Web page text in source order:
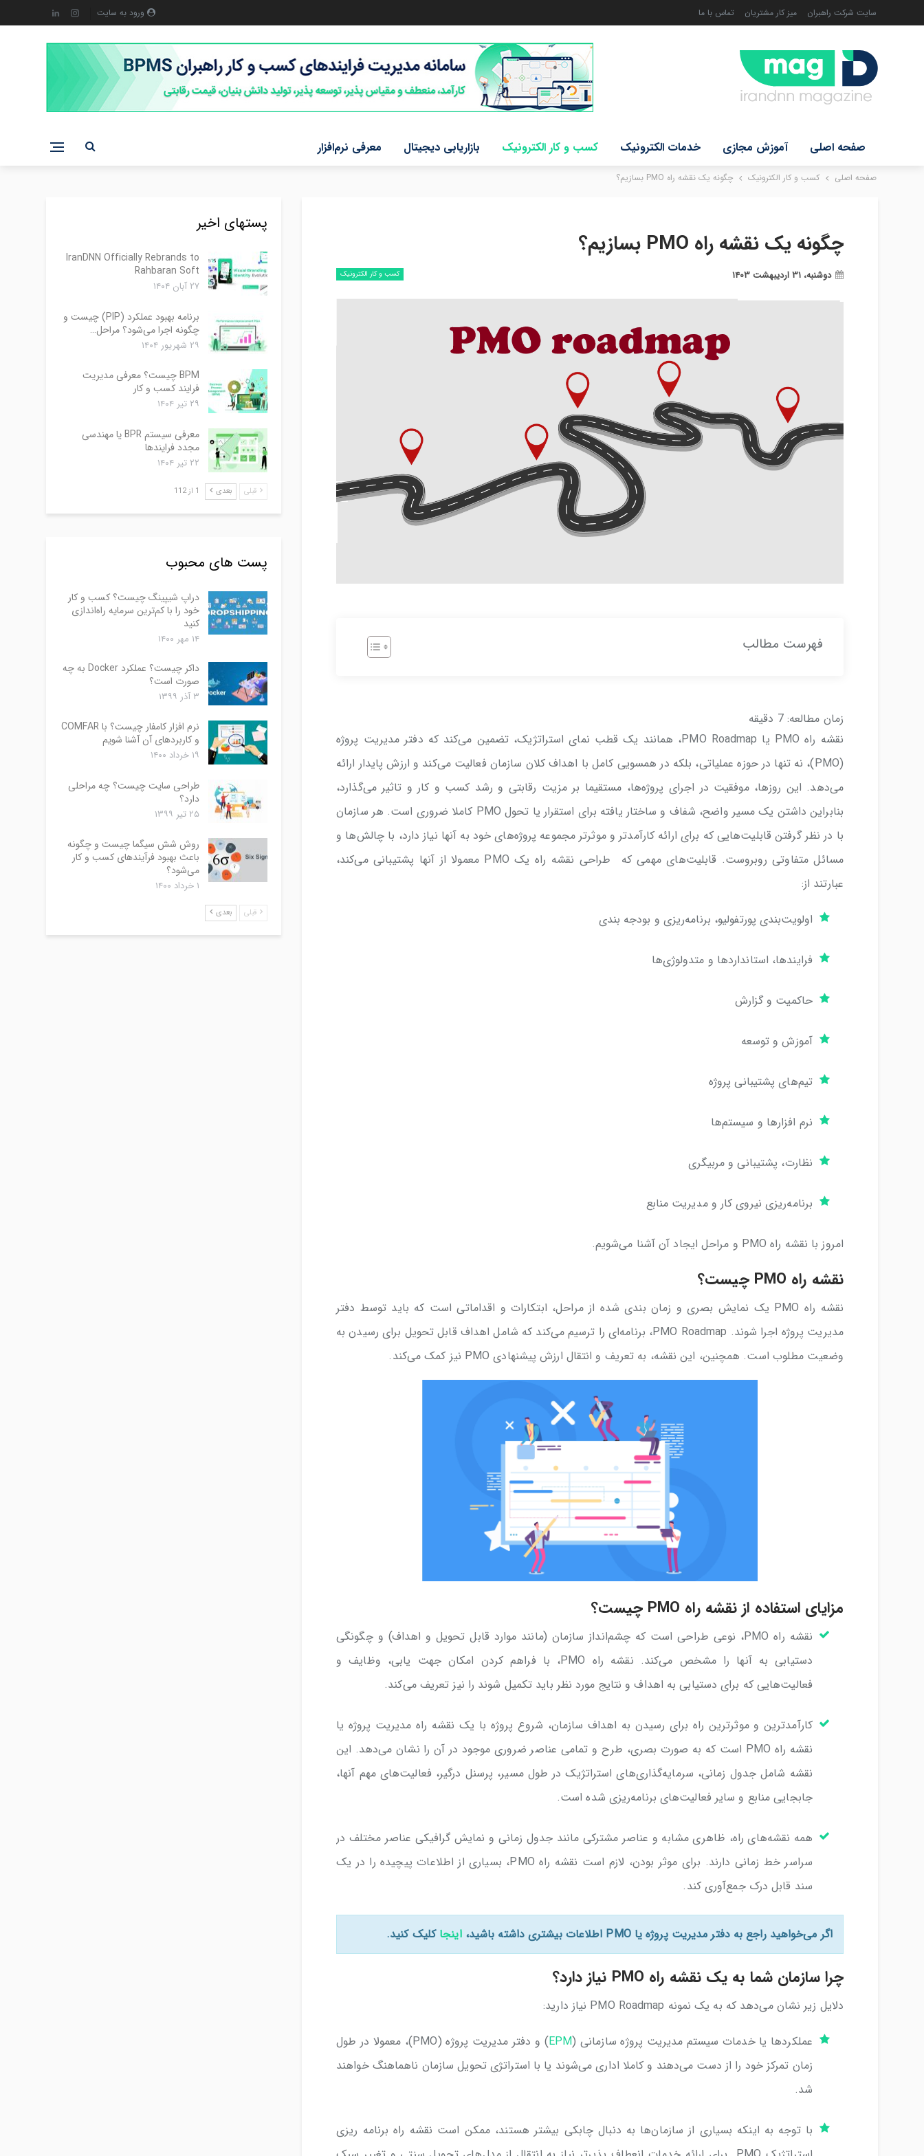
ورود به سایت سایت شرکت راهبران میز کار مشتریان تماس با ما
صفحه اصلی آموزش مجازی خدمات الکترونیک کسب و کار الکترونیک بازاریابی دیجیتال معرفی نرم‌افزار
صفحه اصلی کسب و کار الکترونیک چگونه یک نقشه راه PMO بسازیم؟
چگونه یک نقشه راه PMO بسازیم؟
کسب و کار الکترونیک دوشنبه، ۳۱ اردیبهشت ۱۴۰۳
فهرست مطالب
زمان مطالعه: 7 دقیقه
نقشه راه PMO یا PMO Roadmap، همانند یک قطب نمای استراتژیک، تضمین می‌کند که دفتر مدیریت پروژه
(PMO)، نه تنها در حوزه عملیاتی، بلکه در همسویی کامل با اهداف کلان سازمان فعالیت می‌کند و ارزش پایدار ارائه
می‌دهد. این روزها، موفقیت در اجرای پروژه‌ها، مستقیما بر مزیت رقابتی و رشد کسب و کار و تاثیر می‌گذارد،
بنابراین داشتن یک مسیر واضح، شفاف و ساختار یافته برای استقرار یا تحول PMO کاملا ضروری است. هر سازمان
با در نظر گرفتن قابلیت‌هایی که برای ارائه کارآمدتر و موثرتر مجموعه پروژه‌های خود به آنها نیاز دارد، با چالش‌ها و
مسائل متفاوتی روبروست. قابلیت‌های مهمی که طراحی نقشه راه یک PMO معمولا از آنها پشتیبانی می‌کند،
عبارتند از:
اولویت‌بندی پورتفولیو، برنامه‌ریزی و بودجه بندی
فرایندها، استانداردها و متدولوژی‌ها
حاکمیت و گزارش
آموزش و توسعه
تیم‌های پشتیبانی پروژه
نرم افزارها و سیستم‌ها
نظارت، پشتیبانی و مربیگری
برنامه‌ریزی نیروی کار و مدیریت منابع
امروز با نقشه راه PMO و مراحل ایجاد آن آشنا می‌شویم.
نقشه راه PMO چیست؟
نقشه راه PMO یک نمایش بصری و زمان ‌بندی شده از مراحل، ابتکارات و اقداماتی است که باید توسط دفتر
مدیریت پروژه اجرا شوند. PMO Roadmap، برنامه‌ای را ترسیم می‌کند که شامل اهداف قابل تحویل برای رسیدن به
وضعیت مطلوب است. همچنین، این نقشه، به تعریف و انتقال ارزش پیشنهادی PMO نیز کمک می‌کند.
مزایای استفاده از نقشه راه PMO چیست؟
نقشه راه PMO، نوعی طراحی است که چشم‌انداز سازمان (مانند موارد قابل تحویل و اهداف) و چگونگی
دستیابی به آنها را مشخص می‌کند. نقشه راه PMO، با فراهم کردن امکان جهت یابی، وظایف و
فعالیت‌هایی که برای دستیابی به اهداف و نتایج مورد نظر باید تکمیل شوند را نیز تعریف می‌کند.
کارآمدترین و موثرترین راه برای رسیدن به اهداف سازمان، شروع پروژه با یک نقشه راه مدیریت پروژه یا
نقشه راه PMO است که به صورت بصری، طرح و تمامی عناصر ضروری موجود در آن را نشان می‌دهد. این
نقشه شامل جدول زمانی، سرمایه‌گذاری‌های استراتژیک در طول مسیر، پرسنل درگیر، فعالیت‌های مهم آنها،
جابجایی منابع و سایر فعالیت‌های برنامه‌ریزی شده است.
همه نقشه‌های راه، ظاهری مشابه و عناصر مشترکی مانند جدول زمانی و نمایش گرافیکی عناصر مختلف در
سراسر خط زمانی دارند. برای موثر بودن، لازم است نقشه راه PMO، بسیاری از اطلاعات پیچیده را در یک
سند قابل درک جمع‌آوری کند.
اگر می‌خواهید راجع به دفتر مدیریت پروژه یا PMO اطلاعات بیشتری داشته باشید، اینجا کلیک کنید.
چرا سازمان شما به یک نقشه راه PMO نیاز دارد؟
دلایل زیر نشان می‌دهد که به یک نمونه PMO Roadmap نیاز دارید:
عملکردها یا خدمات سیستم مدیریت پروژه سازمانی (EPM
) و دفتر مدیریت پروژه (PMO)، معمولا در طول
زمان تمرکز خود را از دست می‌دهند و کاملا اداری می‌شوند یا با استراتژی‌ تحویل سازمان ناهماهنگ خواهند
شد.
با توجه به اینکه بسیاری از سازمان‌ها به دنبال چابکی بیشتر هستند، ممکن است نقشه راه برنامه ریزی
پستهای اخیر
IranDNN Officially Rebrands to
Rahbaran Soft
۲۷ آبان ۱۴۰۴
برنامه بهبود عملکرد (PIP) چیست و
چگونه اجرا می‌شود؟ مراحل…
۲۹ شهریور ۱۴۰۴
BPM چیست؟ معرفی مدیریت
فرایند کسب و کار
۲۹ تیر ۱۴۰۴
معرفی سیستم BPR یا مهندسی
مجدد فرایندها
۲۲ تیر ۱۴۰۴
قبلی بعدی 1 از 112
پست های محبوب
دراپ شیپینگ چیست؟ کسب و کار
خود را با کم‌ترین سرمایه راه‌اندازی
کنید
۱۴ مهر ۱۴۰۰
داکر چیست؟ عملکرد Docker به چه
صورت است؟
۳ آذر ۱۳۹۹
نرم افزار کامفار چیست؟ با COMFAR
و کاربردهای آن آشنا شویم
۱۹ خرداد ۱۴۰۰
طراحی سایت چیست؟ چه مراحلی
دارد؟
۲۵ تیر ۱۳۹۹
روش شش سیگما چیست و چگونه
باعث بهبود فرآیندهای کسب و کار
می‌شود؟
۱ خرداد ۱۴۰۰
قبلی بعدی